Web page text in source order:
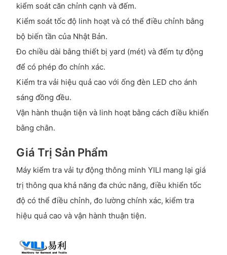
kiểm soát căn chỉnh cạnh và đếm.
Kiểm soát tốc độ linh hoạt và có thể điều chỉnh bằng
bộ biến tần của Nhật Bản.
Đo chiều dài bằng thiết bị yard (mét) và đếm tự động
để có phép đo chính xác.
Kiểm tra vải hiệu quả cao với ống đèn LED cho ánh
sáng đồng đều.
Vận hành thuận tiện và linh hoạt bằng cách điều khiển
bằng chân.
Giá Trị Sản Phẩm
Máy kiểm tra vải tự động thông minh YILI mang lại giá
trị thông qua khả năng đa chức năng, điều khiển tốc
độ có thể điều chỉnh, đo lường chính xác, kiểm tra
hiệu quả cao và vận hành thuận tiện.